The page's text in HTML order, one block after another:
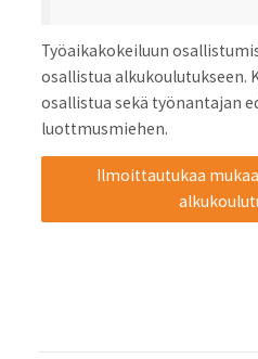
Työaikakokeiluun
osallistua alkukoulutukseen.
osallistua sekä työnantajan
luottmusmiehen.
Ilmoittautukaa